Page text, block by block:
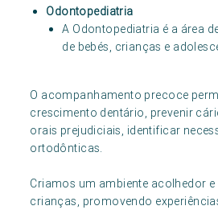
Odontopediatria
A Odontopediatria é a área
de bebés, crianças e
O acompanhamento precoce
crescimento dentário, prevenir
orais prejudiciais, identificar
ortodônticas.
Criamos um ambiente acolhedor
crianças, promovendo